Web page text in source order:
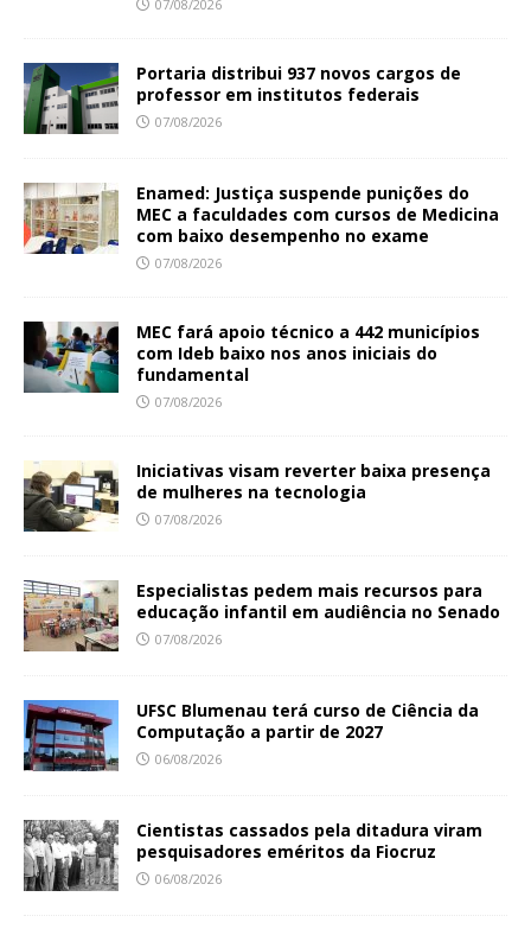
07/08/2026
Portaria distribui 937 novos cargos de
professor em institutos federais
07/08/2026
Enamed: Justiça suspende punições do
MEC a faculdades com cursos de Medicina
com baixo desempenho no exame
07/08/2026
MEC fará apoio técnico a 442 municípios
com Ideb baixo nos anos iniciais do
fundamental
07/08/2026
Iniciativas visam reverter baixa presença
de mulheres na tecnologia
07/08/2026
Especialistas pedem mais recursos para
educação infantil em audiência no Senado
07/08/2026
UFSC Blumenau terá curso de Ciência da
Computação a partir de 2027
06/08/2026
Cientistas cassados pela ditadura viram
pesquisadores eméritos da Fiocruz
06/08/2026